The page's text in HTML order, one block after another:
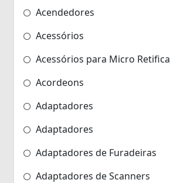
Acendedores
Acessórios
Acessórios para Micro Retifica
Acordeons
Adaptadores
Adaptadores
Adaptadores de Furadeiras
Adaptadores de Scanners